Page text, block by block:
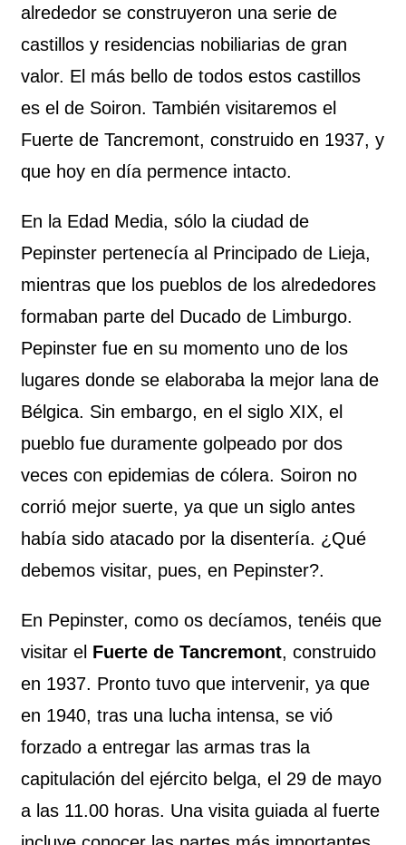
alrededor se construyeron una serie de
castillos y residencias nobiliarias de gran
valor. El más bello de todos estos castillos
es el de Soiron. También visitaremos el
Fuerte de Tancremont, construido en 1937, y
que hoy en día permence intacto.
En la Edad Media, sólo la ciudad de
Pepinster pertenecía al Principado de Lieja,
mientras que los pueblos de los alrededores
formaban parte del Ducado de Limburgo.
Pepinster fue en su momento uno de los
lugares donde se elaboraba la mejor lana de
Bélgica. Sin embargo, en el siglo XIX, el
pueblo fue duramente golpeado por dos
veces con epidemias de cólera. Soiron no
corrió mejor suerte, ya que un siglo antes
había sido atacado por la disentería. ¿Qué
debemos visitar, pues, en Pepinster?.
En Pepinster, como os decíamos, tenéis que
visitar el Fuerte de Tancremont, construido
en 1937. Pronto tuvo que intervenir, ya que
en 1940, tras una lucha intensa, se vió
forzado a entregar las armas tras la
capitulación del ejército belga, el 29 de mayo
a las 11.00 horas. Una visita guiada al fuerte